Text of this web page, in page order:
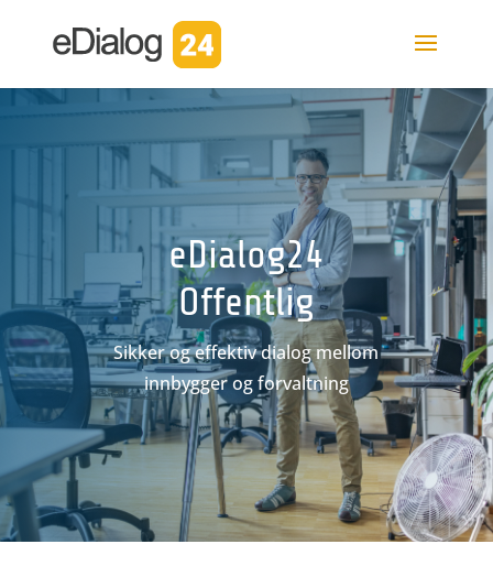
eDialog24
Offentlig
Sikker og effektiv dialog mellom
innbygger og forvaltning